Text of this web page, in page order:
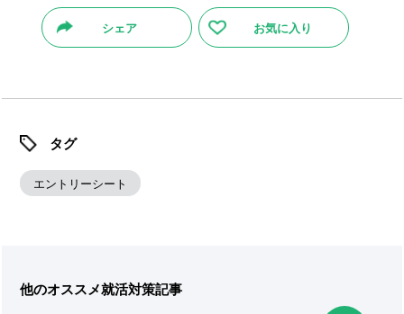
シェア お気に入り
タグ
エントリーシート
他のオススメ就活対策記事